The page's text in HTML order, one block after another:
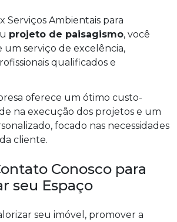
Serviços Ambientais para
projeto de paisagismo, você
um serviço de excelência,
qualificados e
oferece um ótimo custo-
na execução dos projetos e um
focado nas necessidades
cliente.
Conosco para
seu Espaço
seu imóvel, promover a